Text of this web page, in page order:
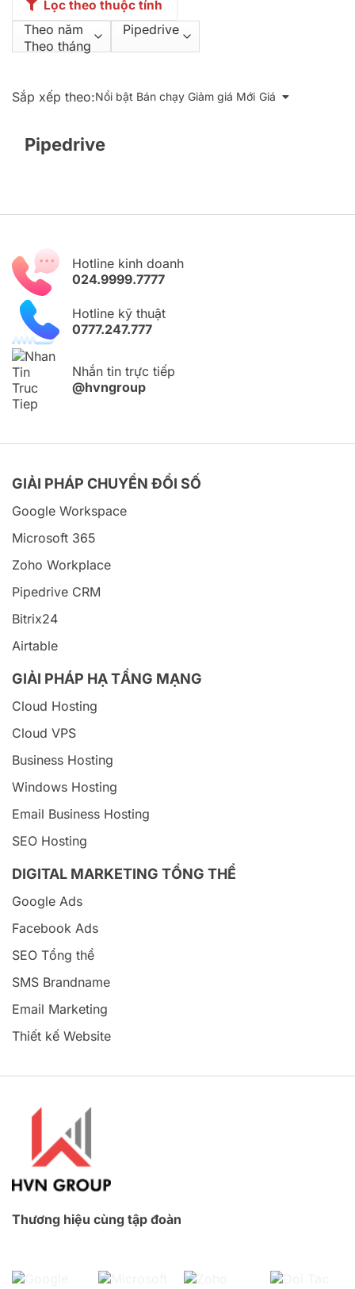
Lọc theo thuộc tính
Sắp xếp theo:Nổi bật Bán chạy Giảm giá Mới Giá
Pipedrive
Hotline kinh doanh
024.9999.7777
Hotline kỹ thuật
0777.247.777
Nhắn tin trực tiếp
@hvngroup
GIẢI PHÁP CHUYỂN ĐỔI SỐ
Google Workspace
Microsoft 365
Zoho Workplace
Pipedrive CRM
Bitrix24
Airtable
GIẢI PHÁP HẠ TẦNG MẠNG
Cloud Hosting
Cloud VPS
Business Hosting
Windows Hosting
Email Business Hosting
SEO Hosting
DIGITAL MARKETING TỔNG THỂ
Google Ads
Facebook Ads
SEO Tổng thể
SMS Brandname
Email Marketing
Thiết kế Website
Thương hiệu cùng tập đoàn